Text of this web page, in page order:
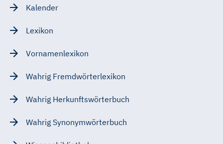
Kalender
Lexikon
Vornamenlexikon
Wahrig Fremdwörterlexikon
Wahrig Herkunftswörterbuch
Wahrig Synonymwörterbuch